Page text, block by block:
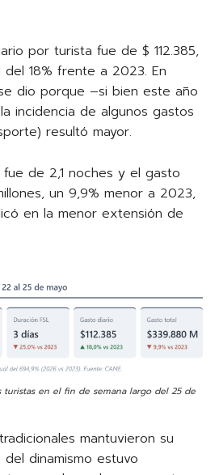
por turista fue de $ 112.385,
18% frente a 2023. En
dio porque –si bien este año
incidencia de algunos gastos
resultó mayor.
de 2,1 noches y el gasto
un 9,9% menor a 2023,
en la menor extensión de
turistas en el fin de semana largo del 25 de
mantuvieron su
dinamismo estuvo